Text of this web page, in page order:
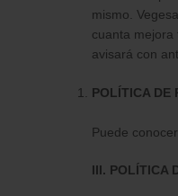
mismo.
cuanta mejora
avisará con
POLÍTICA DE
Puede
III. POLÍTICA